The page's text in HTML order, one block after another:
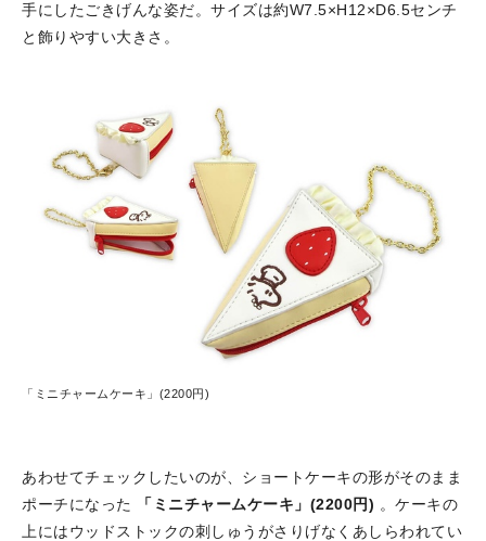
手にしたごきげんな姿だ。サイズは約W7.5×H12×D6.5センチ
と飾りやすい大きさ。
「ミニチャームケーキ」(2200円)
あわせてチェックしたいのが、ショートケーキの形がそのまま
ポーチになった
「ミニチャームケーキ」(2200円) 。ケーキの
上にはウッドストックの刺しゅうがさりげなくあしらわれてい